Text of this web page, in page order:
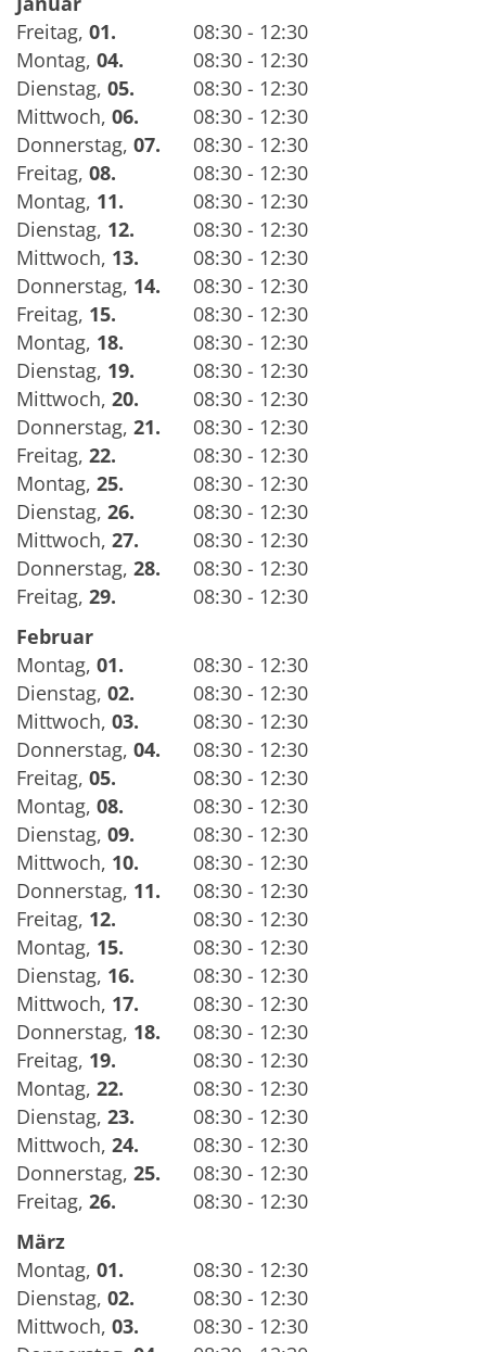
Freitag, 01.
08:30 - 12:30
Montag, 04.
08:30 - 12:30
Dienstag, 05.
08:30 - 12:30
Mittwoch, 06.
08:30 - 12:30
Donnerstag, 07.
08:30 - 12:30
Freitag, 08.
08:30 - 12:30
Montag, 11.
08:30 - 12:30
Dienstag, 12.
08:30 - 12:30
Mittwoch, 13.
08:30 - 12:30
Donnerstag, 14.
08:30 - 12:30
Freitag, 15.
08:30 - 12:30
Montag, 18.
08:30 - 12:30
Dienstag, 19.
08:30 - 12:30
Mittwoch, 20.
08:30 - 12:30
Donnerstag, 21.
08:30 - 12:30
Freitag, 22.
08:30 - 12:30
Montag, 25.
08:30 - 12:30
Dienstag, 26.
08:30 - 12:30
Mittwoch, 27.
08:30 - 12:30
Donnerstag, 28.
08:30 - 12:30
Freitag, 29.
08:30 - 12:30
Februar
Montag, 01.
08:30 - 12:30
Dienstag, 02.
08:30 - 12:30
Mittwoch, 03.
08:30 - 12:30
Donnerstag, 04.
08:30 - 12:30
Freitag, 05.
08:30 - 12:30
Montag, 08.
08:30 - 12:30
Dienstag, 09.
08:30 - 12:30
Mittwoch, 10.
08:30 - 12:30
Donnerstag, 11.
08:30 - 12:30
Freitag, 12.
08:30 - 12:30
Montag, 15.
08:30 - 12:30
Dienstag, 16.
08:30 - 12:30
Mittwoch, 17.
08:30 - 12:30
Donnerstag, 18.
08:30 - 12:30
Freitag, 19.
08:30 - 12:30
Montag, 22.
08:30 - 12:30
Dienstag, 23.
08:30 - 12:30
Mittwoch, 24.
08:30 - 12:30
Donnerstag, 25.
08:30 - 12:30
Freitag, 26.
08:30 - 12:30
März
Montag, 01.
08:30 - 12:30
Dienstag, 02.
08:30 - 12:30
Mittwoch, 03.
08:30 - 12:30